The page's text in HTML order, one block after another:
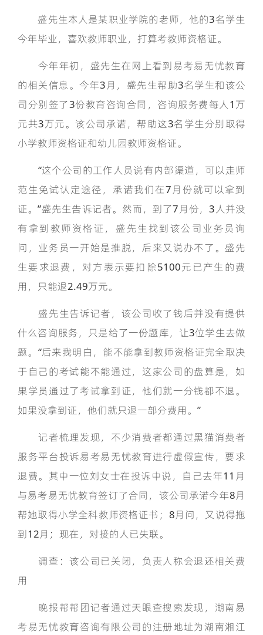
盛先生本人是某职业学院的老师，他的3名学生
今年毕业，喜欢教师职业，打算考教师资格证。
今年年初，盛先生在网上看到易考易无忧教育
的相关信息。今年3月，盛先生帮助3名学生和该公
司分别签了3份教育咨询合同，咨询服务费每人1万
元共3万元。该公司承诺，帮助这3名学生分别取得
小学教师资格证和幼儿园教师资格证。
“这个公司的工作人员说有内部渠道，可以走师
范生免试认定途径，承诺我们在7月份就可以拿到
证。”盛先生告诉记者。然而，到了7月份，3人并没
有拿到教师资格证，盛先生找到该公司业务员询
问，业务员一开始是推脱，后来又说办不了。盛先
生要求退费，对方表示要扣除5100元已产生的费
用，只能退2.49万元。
盛先生告诉记者，该公司收了钱后并没有提供
什么咨询服务，只是给了一份题库，让3位学生去做
题。“后来我明白，能不能拿到教师资格证完全取决
于自己的考试能不能通过，这家公司的盘算是，如
果学员通过了考试拿到证，他们就一分钱都不退。
如果没拿到证，他们就只退一部分费用。”
记者梳理发现，不少消费者都通过黑猫消费者
服务平台投诉易考易无忧教育进行虚假宣传，要求
退费。其中一位刘女士在投诉中说，自己去年11月
与易考易无忧教育签订了合同，该公司承诺今年8月
帮她取得小学全科教师资格证书；8月问，又说得拖
到12月；现在，对接的人已失联。
调查：该公司已关闭，负责人称会退还相关费
用
晚报帮帮团记者通过天眼查搜索发现，湖南易
考易无忧教育咨询有限公司的注册地址为湖南湘江